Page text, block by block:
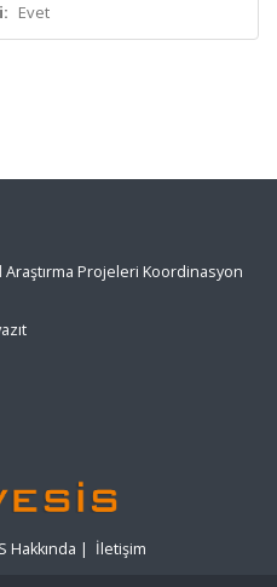
Evet
Projeleri Koordinasyon
Hakkında | İletişim